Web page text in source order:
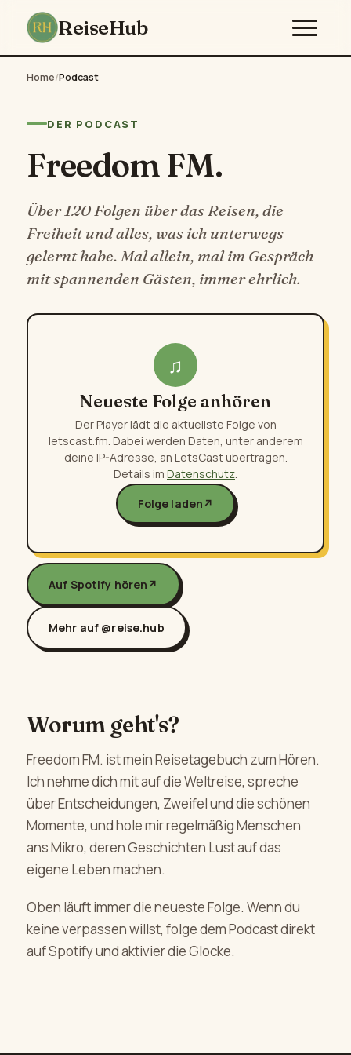
ReiseHub
Home/Podcast
DER PODCAST
Freedom FM.
Über 120 Folgen über das Reisen, die
Freiheit und alles, was ich unterwegs
gelernt habe. Mal allein, mal im Gespräch
mit spannenden Gästen, immer ehrlich.
♫
Neueste Folge anhören
Der Player lädt die aktuellste Folge von
letscast.fm. Dabei werden Daten, unter anderem
deine IP-Adresse, an LetsCast übertragen.
Details im Datenschutz
Folge laden ↗
Auf Spotify hören ↗
Mehr auf @reise.hub
Worum geht's?
Freedom FM. ist mein Reisetagebuch zum Hören.
Ich nehme dich mit auf die Weltreise, spreche
über Entscheidungen, Zweifel und die schönen
Momente, und hole mir regelmäßig Menschen
ans Mikro, deren Geschichten Lust auf das
eigene Leben machen.
Oben läuft immer die neueste Folge. Wenn du
keine verpassen willst, folge dem Podcast direkt
auf Spotify und aktivier die Glocke.